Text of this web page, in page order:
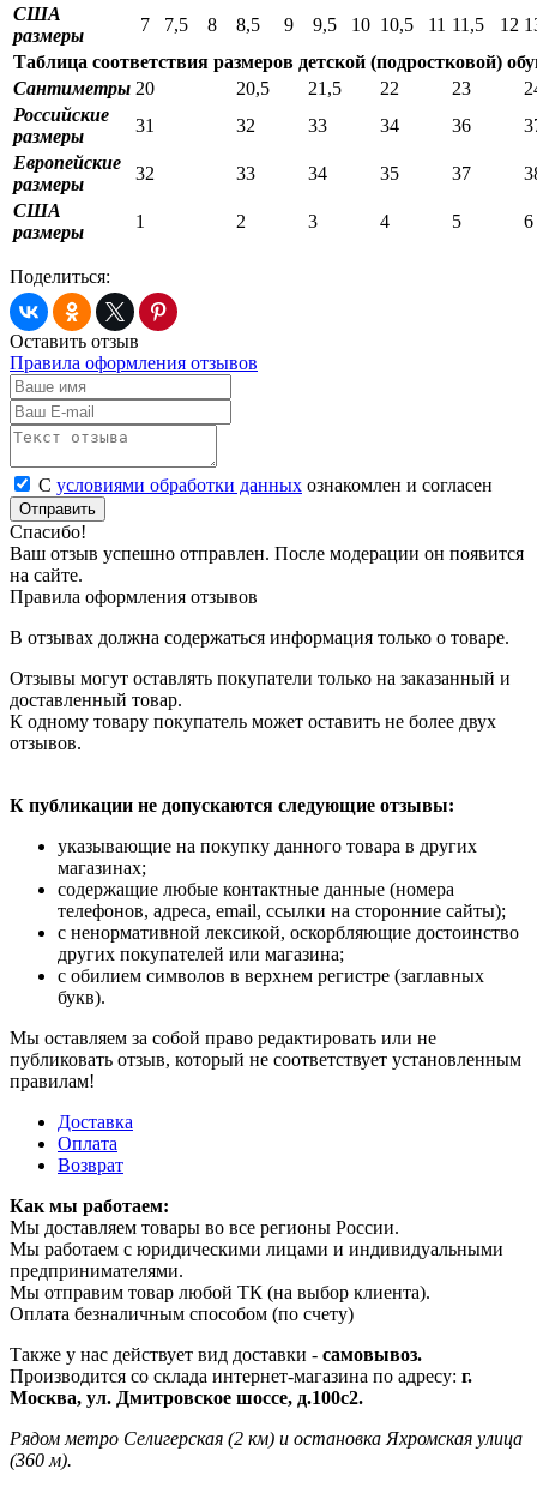
США
размеры
7 7,5 8 8,5 9 9,5 10 10,5 11 11,5 12
Таблица соответствия размеров детской (подростковой)
Сантиметры 20 20,5 21,5 22 23
Российские
размеры
31 32 33 34 36
Европейские
размеры
32 33 34 35 37
США
размеры
1 2 3 4 5 6
Поделиться:
Оставить отзыв
Правила оформления отзывов
С условиями обработки данных ознакомлен и согласен
Отправить
Спасибо!
Ваш отзыв успешно отправлен. После модерации он появится
на сайте.
Правила оформления отзывов
В отзывах должна содержаться информация только о товаре.
Отзывы могут оставлять покупатели только на заказанный и
доставленный товар.
К одному товару покупатель может оставить не более двух
отзывов.
К публикации не допускаются следующие отзывы:
указывающие на покупку данного товара в других
магазинах;
содержащие любые контактные данные (номера
телефонов, адреса, email, ссылки на сторонние сайты);
с ненормативной лексикой, оскорбляющие достоинство
других покупателей или магазина;
с обилием символов в верхнем регистре (заглавных
букв).
Мы оставляем за собой право редактировать или не
публиковать отзыв, который не соответствует установленным
правилам!
Доставка
Оплата
Возврат
Как мы работаем:
Мы доставляем товары во все регионы России.
Мы работаем с юридическими лицами и индивидуальными
предпринимателями.
Мы отправим товар любой ТК (на выбор клиента).
Оплата безналичным способом (по счету)
Также у нас действует вид доставки - самовывоз.
Производится со склада интернет-магазина по адресу: г.
Москва, ул. Дмитровское шоссе, д.100с2.
Рядом метро Селигерская (2 км) и остановка Яхромская улица
(360 м).